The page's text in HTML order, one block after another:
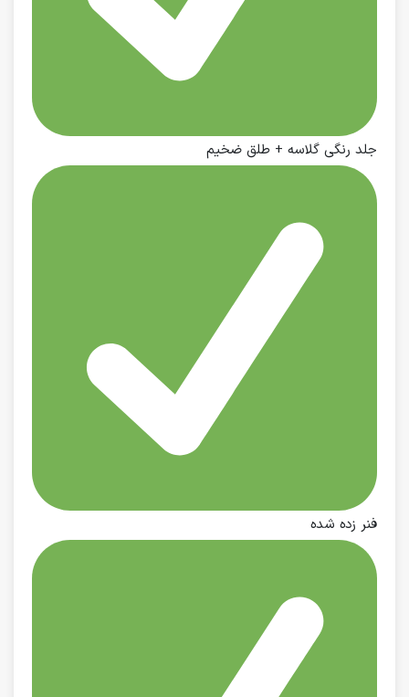
جلد رنگی گلاسه + طلق ضخیم
فنر زده شده